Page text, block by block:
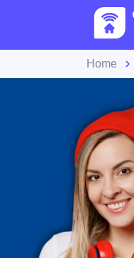
Home